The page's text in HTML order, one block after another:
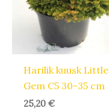
Harilik kuusk Little
Gem C5 30-35 cm
25,20€